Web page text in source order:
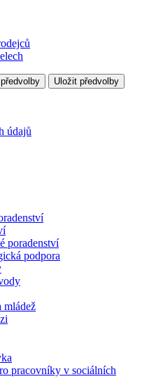
Uložit předvolby
údajů
poradenství
podpora
mládež
pracovníky v sociálních